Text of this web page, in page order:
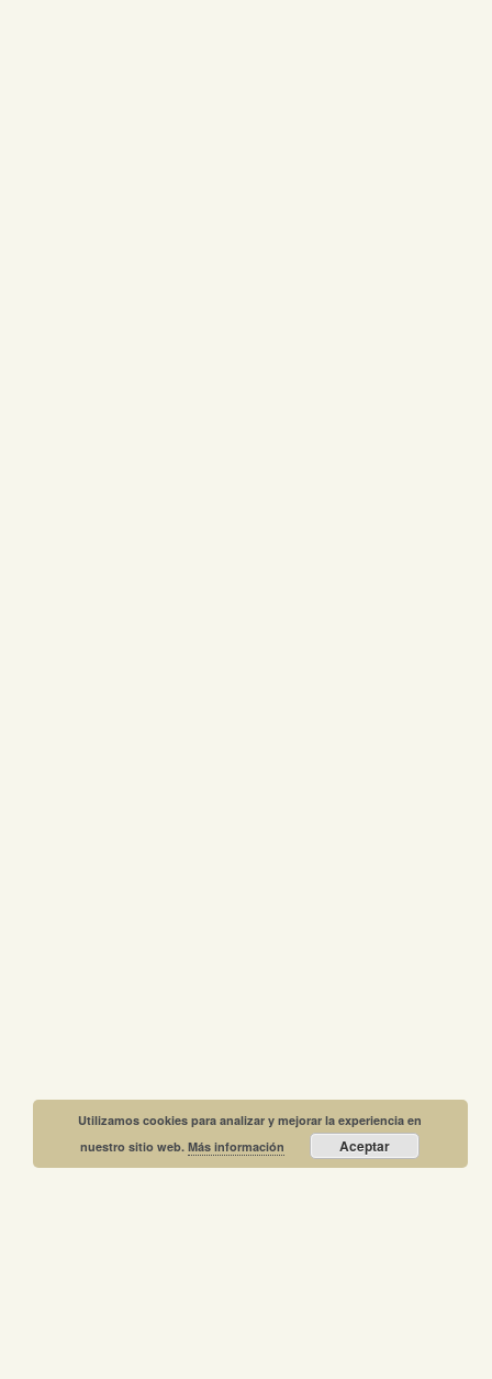
Utilizamos cookies para analizar y mejorar la experiencia en
nuestro sitio web.Más información Aceptar